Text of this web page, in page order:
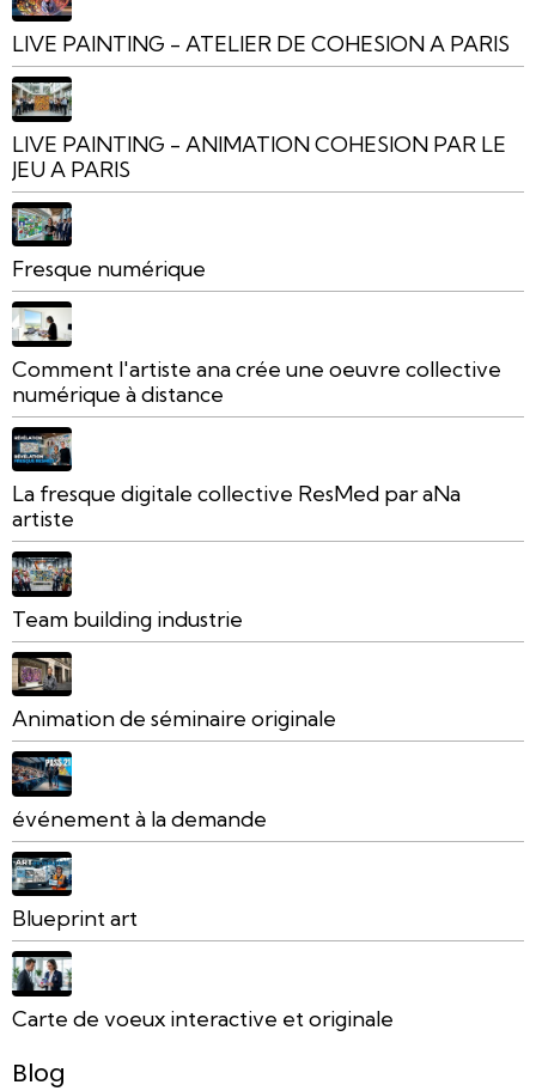
LIVE PAINTING - ATELIER DE COHESION A PARIS
LIVE PAINTING - ANIMATION COHESION PAR LE
JEU A PARIS
Fresque numérique
Comment l'artiste ana crée une oeuvre collective
numérique à distance
La fresque digitale collective ResMed par aNa
artiste
Team building industrie
Animation de séminaire originale
événement à la demande
Blueprint art
Carte de voeux interactive et originale
Blog